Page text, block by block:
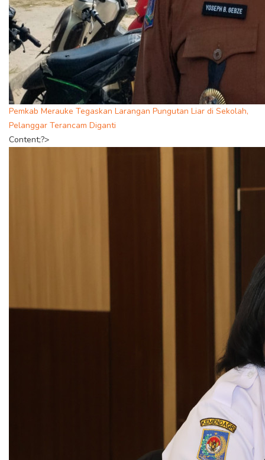
Pemkab Merauke Tegaskan Larangan Pungutan Liar di Sekolah,
Pelanggar Terancam Diganti
Content;?>